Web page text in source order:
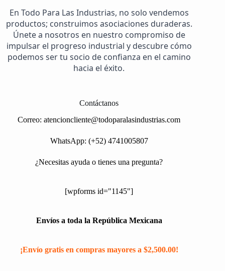
En Todo Para Las Industrias, no solo vendemos
productos; construimos asociaciones duraderas.
Únete a nosotros en nuestro compromiso de
impulsar el progreso industrial y descubre cómo
podemos ser tu socio de confianza en el camino
hacia el éxito.
Contáctanos
Correo:atencioncliente@todoparalasindustrias.com
WhatsApp: (+52) 4741005807
¿Necesitas ayuda o tienes una pregunta?
[wpforms id="1145"]
Envíos a toda la República Mexicana
¡Envío gratis en compras mayores a $2,500.00!